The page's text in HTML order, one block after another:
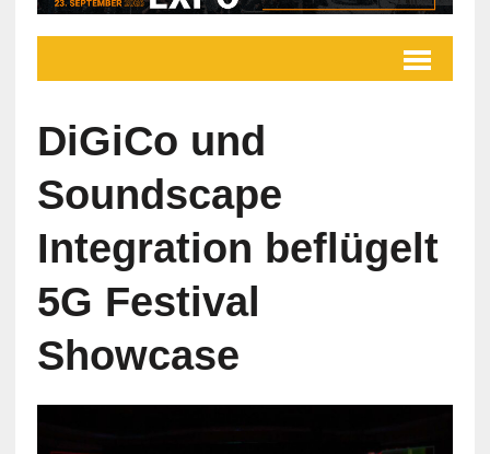
DiGiCo und
Soundscape
Integration beflügelt
5G Festival
Showcase